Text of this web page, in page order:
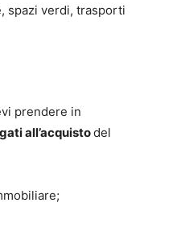
spazi verdi, trasporti
prendere in
all’acquistodel